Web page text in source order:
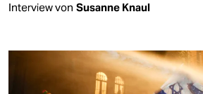
Interview von Susanne Knaul